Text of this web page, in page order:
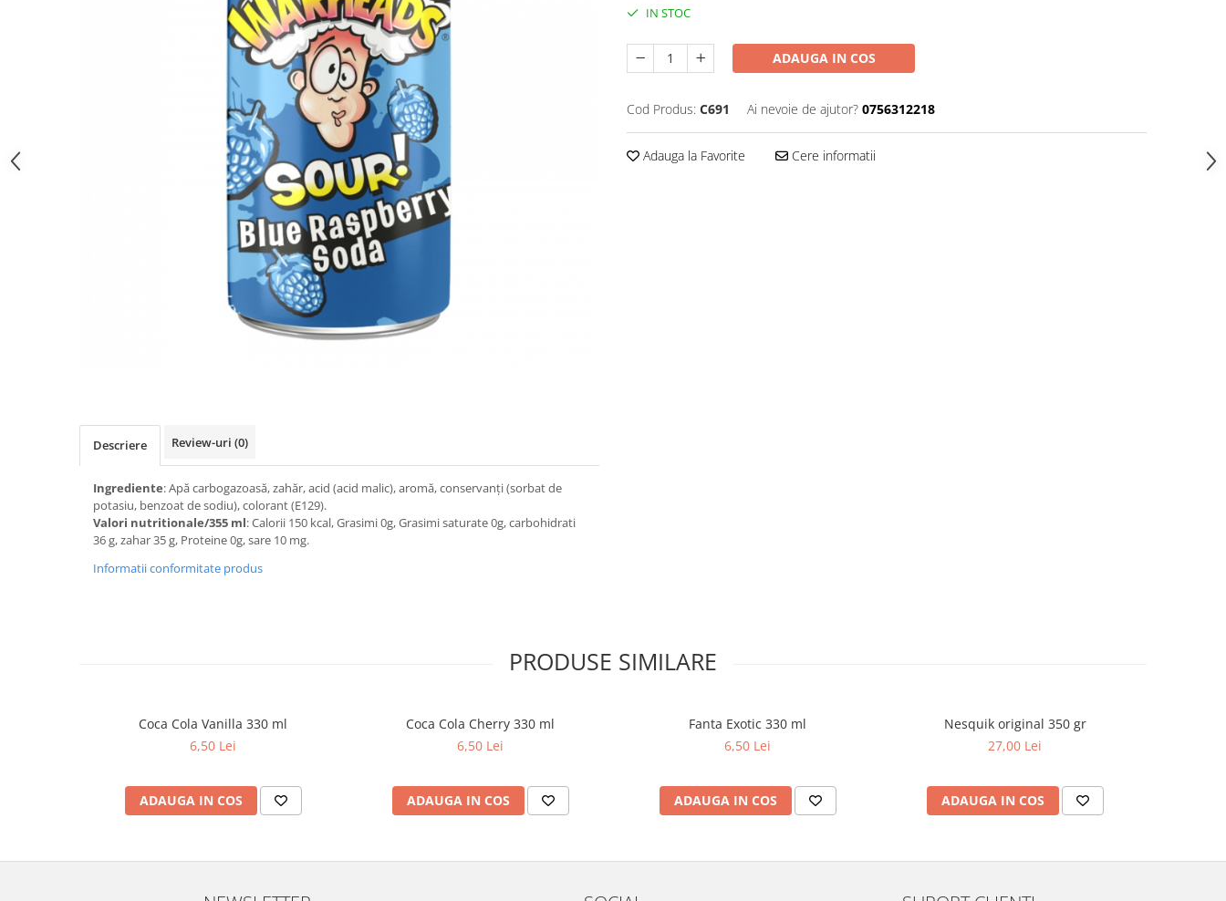
IN STOC
ADAUGA IN COS
Cod Produs: C691 Ai nevoie de ajutor? 0756312218
Adauga la Favorite Cere informatii
Descriere Review-uri (0)
Ingrediente: Apă carbogazoasă, zahăr, acid (acid malic), aromă, conservanți (sorbat de
potasiu, benzoat de sodiu), colorant (E129).
Valori nutritionale/355 ml: Calorii 150 kcal, Grasimi 0g, Grasimi saturate 0g, carbohidrati
36 g, zahar 35 g, Proteine 0g, sare 10 mg.
Informatii conformitate produs
PRODUSE SIMILARE
Coca Cola Vanilla 330 ml
6,50 Lei
ADAUGA IN COS
Coca Cola Cherry 330 ml
6,50 Lei
ADAUGA IN COS
Fanta Exotic 330 ml
6,50 Lei
ADAUGA IN COS
Nesquik original 350 gr
27,00 Lei
ADAUGA IN COS